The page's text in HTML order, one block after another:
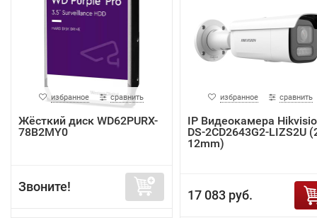
избранное сравнить
Жёсткий диск WD62PURX-
78B2MY0
Звоните!
избранное сравнить
IP Видеокамера
DS-2CD2643G2-LIZS2U
12mm)
17 083 руб.